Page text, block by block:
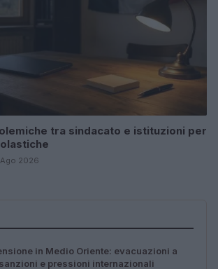
tra sindacato e istituzioni per
2026
in Medio Oriente: evacuazioni a
e pressioni internazionali